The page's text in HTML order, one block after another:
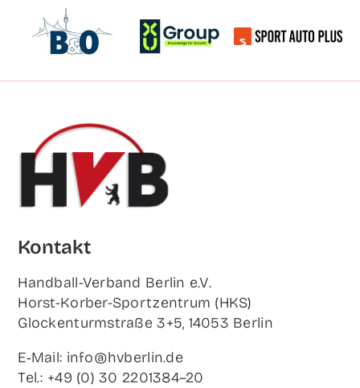
Kon­takt
Hand­ball-Ver­band Ber­lin e.V.
Horst-Korb­er-Sport­zen­trum (HKS)
Glo­cken­turm­stra­ße 3+5, 14053 Berlin
E‑Mail: info@hvberlin.de
Tel.: +49 (0) 30 2201384–20